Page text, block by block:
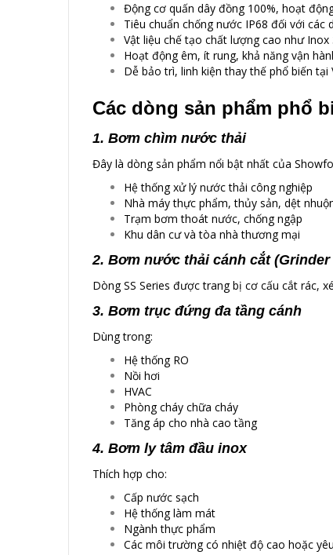
Động cơ quấn dây đồng 100%, hoạt
Tiêu chuẩn chống nước IP68 đối với
Vật liệu chế tạo chất lượng cao như
Hoạt động êm, ít rung, khả năng vận
Dễ bảo trì, linh kiện thay thế phổ biến tại
Các dòng sản phẩm phổ
1. Bơm chìm nước thải
Đây là dòng sản phẩm nổi bật nhất của
Hệ thống xử lý nước thải công nghiệp
Nhà máy thực phẩm, thủy sản, dệt
Trạm bơm thoát nước, chống ngập
Khu dân cư và tòa nhà thương mại
2. Bơm nước thải cánh cắt (Grinder
Dòng SS Series được trang bị cơ cấu cắt rác,
3. Bơm trục đứng đa tầng cánh
Dùng trong:
Hệ thống RO
Nồi hơi
HVAC
Phòng cháy chữa cháy
Tăng áp cho nhà cao tầng
4. Bơm ly tâm đầu inox
Thích hợp cho:
Cấp nước sạch
Hệ thống làm mát
Ngành thực phẩm
Các môi trường có nhiệt độ cao hoặc